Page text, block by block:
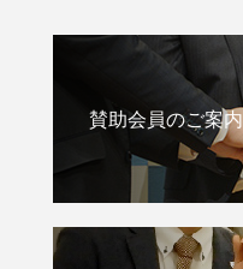
賛助会員のご案内